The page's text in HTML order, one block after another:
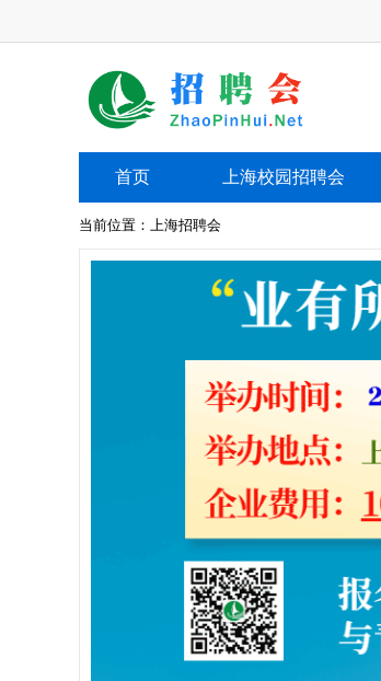
上海校园招聘会
首页 上海校园招聘会
当前位置： 上海招聘会